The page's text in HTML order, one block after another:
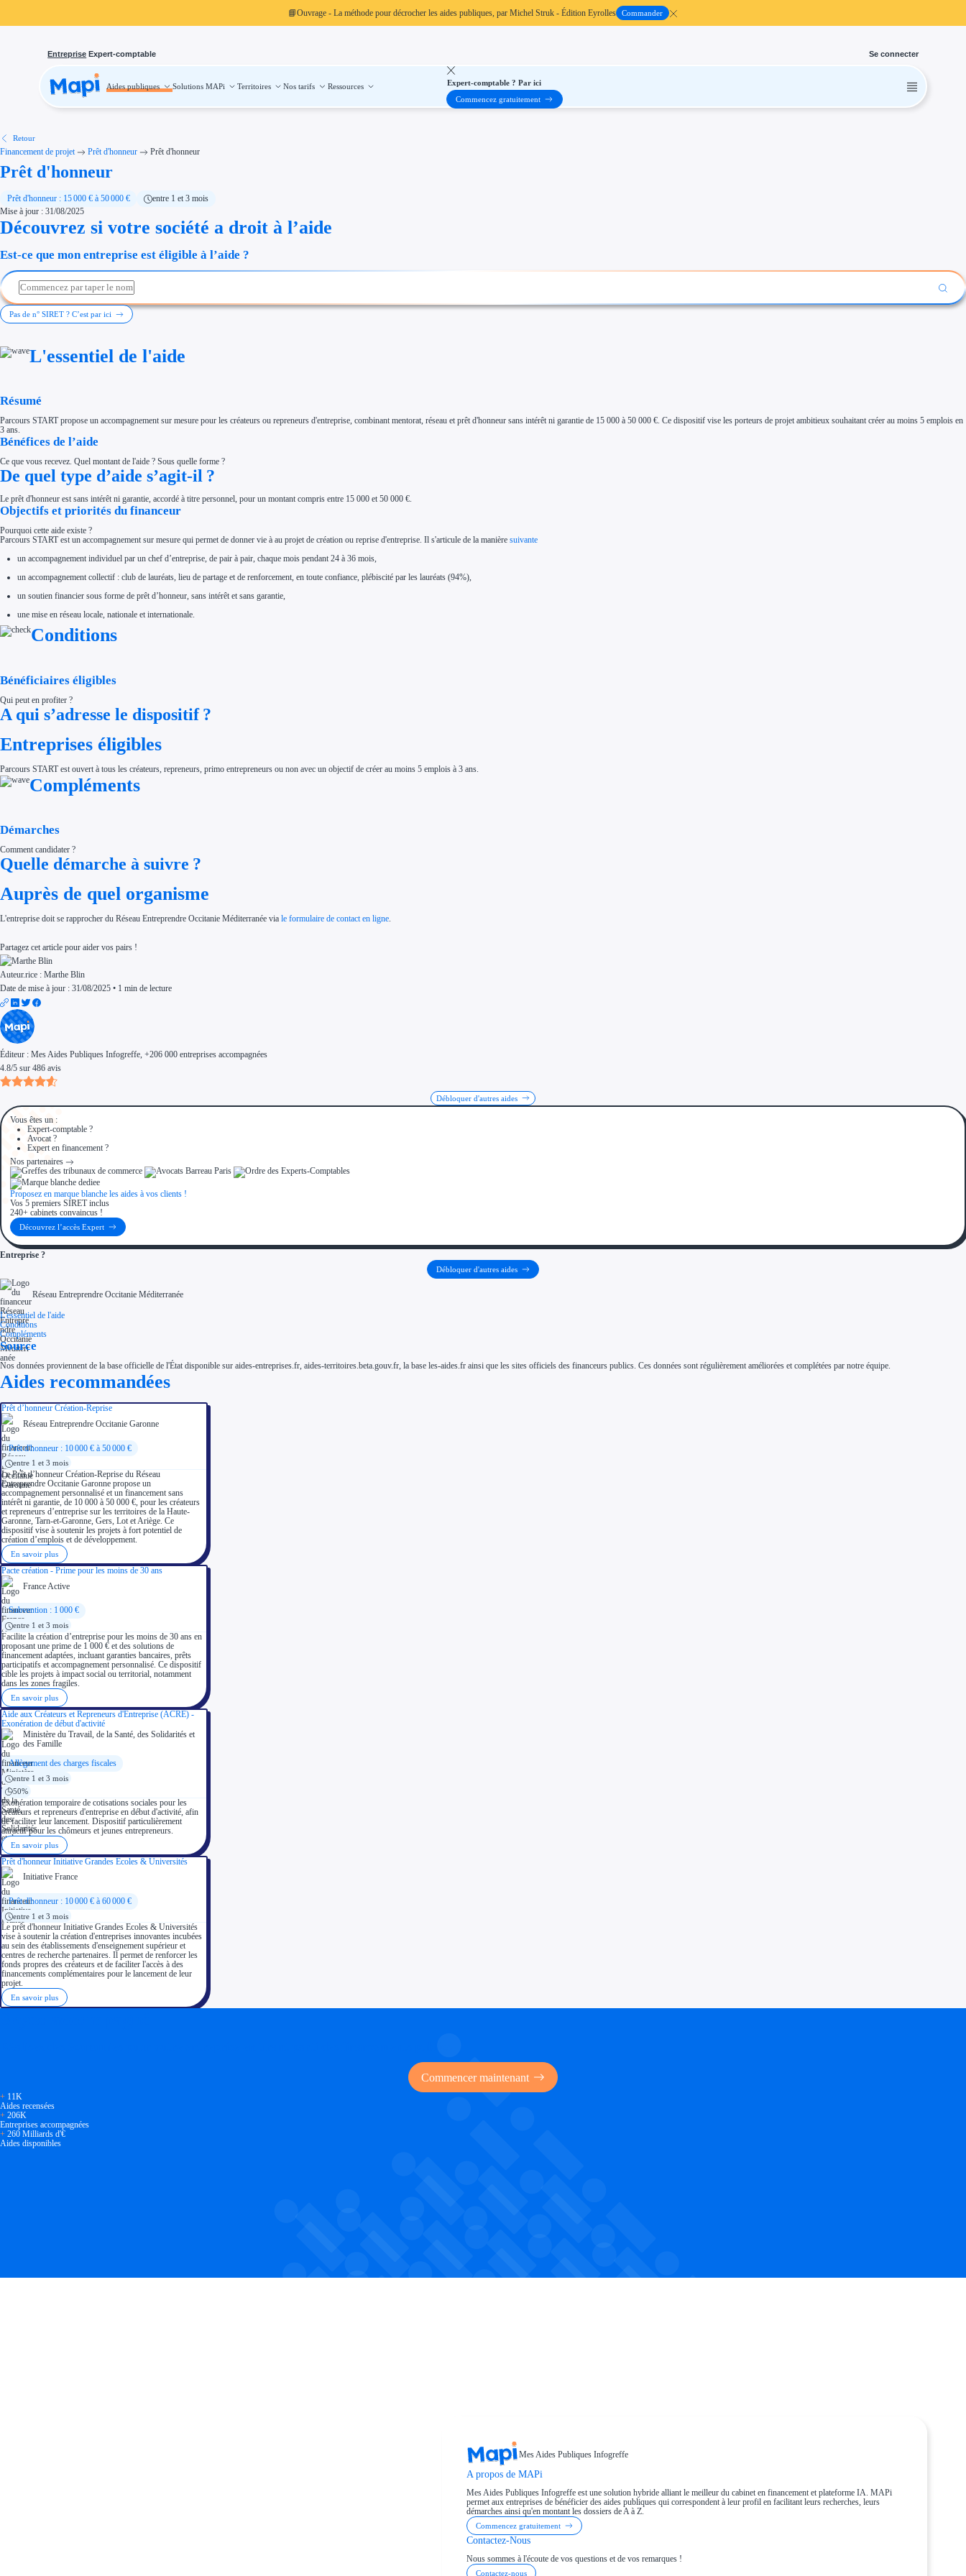
📘Ouvrage - La méthode pour décrocher les aides publiques, par Michel Struk - Édition Eyrolles Commander
Entreprise Expert-comptable Se connecter
Aides publiques Solutions MAPi Territoires Nos tarifs Ressources
Aides publiques
Investissement
Thématiques
Économies d'énergie et d'eau
Étapes de vie
Création d'entreprise
Aides Ressources Humaines
Type de financements
Réduction des coûts
Crédits & réductions d'impôt
Exonération fiscale
Avance remboursable
Garantie bancaire entreprise
Aides Bpifrance
Aides ADEME
Tous les financeurs
Solutions MAPi
Simulateur d'éligibilité
Trouvez des idées de dépenses éligibles
Territoires
Régions de A à H
Aides Région Auvergne-Rhône-Alpes
Aides Région Bourgogne-Franche-Comté
Aides Région Bretagne
Aides Région Centre-Val de Loire
Aides Région Corse
Aides Région Grand-Est
Aides Région Hauts-de-France
Aides Région Guadeloupe
Aides Région Guyane
Aides Région Mayotte
Aides Région Réunion
Aides Nationales
Nos guides
Nos partenaires
Expert-comptable ? Par ici
Commencez gratuitement
Retour
Financement de projet Prêt d'honneur Prêt d'honneur
Prêt d'honneur
Prêt d'honneur : 15 000 € à 50 000 €
entre 1 et 3 mois
Mise à jour : 31/08/2025
Découvrez si votre société a droit à l’aide
Est-ce que mon entreprise est éligible à l’aide ?
Pas de n° SIRET ? C’est par ici
L'essentiel de l'aide
Résumé
Parcours START propose un accompagnement sur mesure pour les créateurs ou repreneurs d'entreprise, combinant mentorat, réseau et prêt d'honneur sans intérêt ni garantie de 15 000 à 50 000 €. Ce dispositif vise les porteurs de projet ambitieux souhaitant créer au moins 5 emplois en
3 ans.
Bénéfices de l’aide
Ce que vous recevez. Quel montant de l'aide ? Sous quelle forme ?
De quel type d’aide s’agit-il ?
Le prêt d'honneur est sans intérêt ni garantie, accordé à titre personnel, pour un montant compris entre 15 000 et 50 000 €.
Objectifs et priorités du financeur
Pourquoi cette aide existe ?
Parcours START est un accompagnement sur mesure qui permet de donner vie à au projet de création ou reprise d'entreprise. Il s'articule de la manière suivante
un accompagnement individuel par un chef d’entreprise, de pair à pair, chaque mois pendant 24 à 36 mois,
un accompagnement collectif : club de lauréats, lieu de partage et de renforcement, en toute confiance, plébiscité par les lauréats (94%),
un soutien financier sous forme de prêt d’honneur, sans intérêt et sans garantie,
une mise en réseau locale, nationale et internationale.
Conditions
Bénéficiaires éligibles
Qui peut en profiter ?
A qui s’adresse le dispositif ?
Entreprises éligibles
Parcours START est ouvert à tous les créateurs, repreneurs, primo entrepreneurs ou non avec un objectif de créer au moins 5 emplois à 3 ans.
Compléments
Démarches
Comment candidater ?
Quelle démarche à suivre ?
Auprès de quel organisme
L'entreprise doit se rapprocher du Réseau Entreprendre Occitanie Méditerranée via le formulaire de contact en ligne
Partagez cet article pour aider vos pairs !
Auteur.rice : Marthe Blin
Date de mise à jour : 31/08/2025 • 1 min de lecture
Éditeur : Mes Aides Publiques Infogreffe , +206 000 entreprises accompagnées
4.8/5 sur 486 avis
Débloquer d'autres aides
Vous êtes un :
Expert-comptable ?
Avocat ?
Expert en financement ?
Nos partenaires
Proposez en marque blanche les aides à vos clients !
Vos 5 premiers SIRET inclus
240+ cabinets convaincus !
Découvrez l’accès Expert
Entreprise ?
Débloquer d'autres aides
Réseau Entreprendre Occitanie Méditerranée
L'essentiel de l'aide
Conditions
Compléments
Source
Nos données proviennent de la base officielle de l'État disponible sur aides-entreprises.fr, aides-territoires.beta.gouv.fr, la base les-aides.fr ainsi que les sites officiels des financeurs publics. Ces données sont régulièrement améliorées et complétées par notre équipe.
Aides recommandées
Prêt d’honneur Création-Reprise
Réseau Entreprendre Occitanie Garonne
Prêt d'honneur : 10 000 € à 50 000 €
entre 1 et 3 mois
Le Prêt d’honneur Création-Reprise du Réseau
Entreprendre Occitanie Garonne propose un
accompagnement personnalisé et un financement sans
intérêt ni garantie, de 10 000 à 50 000 €, pour les créateurs
et repreneurs d’entreprise sur les territoires de la Haute-
Garonne, Tarn-et-Garonne, Gers, Lot et Ariège. Ce
dispositif vise à soutenir les projets à fort potentiel de
création d’emplois et de développement.
En savoir plus
Pacte création - Prime pour les moins de 30 ans
France Active
Subvention : 1 000 €
entre 1 et 3 mois
Facilite la création d’entreprise pour les moins de 30 ans en
proposant une prime de 1 000 € et des solutions de
financement adaptées, incluant garanties bancaires, prêts
participatifs et accompagnement personnalisé. Ce dispositif
cible les projets à impact social ou territorial, notamment
dans les zones fragiles.
En savoir plus
Aide aux Créateurs et Repreneurs d'Entreprise (ACRE) -
Exonération de début d'activité
Ministère du Travail, de la Santé, des Solidarités et
des Famille
Allègement des charges fiscales
entre 1 et 3 mois
50%
Exonération temporaire de cotisations sociales pour les
créateurs et repreneurs d'entreprise en début d'activité, afin
de faciliter leur lancement. Dispositif particulièrement
attractif pour les chômeurs et jeunes entrepreneurs.
En savoir plus
Prêt d'honneur Initiative Grandes Ecoles & Universités
Initiative France
Prêt d'honneur : 10 000 € à 60 000 €
entre 1 et 3 mois
Le prêt d'honneur Initiative Grandes Ecoles & Universités
vise à soutenir la création d'entreprises innovantes incubées
au sein des établissements d'enseignement supérieur et
centres de recherche partenaires. Il permet de renforcer les
fonds propres des créateurs et de faciliter l'accès à des
financements complémentaires pour le lancement de leur
projet.
En savoir plus
Commencer maintenant
+ 11K
Aides recensées
+ 206K
Entreprises accompagnées
+ 260 Milliards d'€
Aides disponibles
Mes Aides Publiques Infogreffe
A propos de MAPi
Mes Aides Publiques Infogreffe est une solution hybride alliant le meilleur du cabinet en financement et plateforme IA. MAPi
permet aux entreprises de bénéficier des aides publiques qui correspondent à leur profil en facilitant leurs recherches, leurs
démarches ainsi qu'en montant les dossiers de A à Z.
Commencez gratuitement
Contactez-Nous
Nous sommes à l'écoute de vos questions et de vos remarques !
Contactez-nous